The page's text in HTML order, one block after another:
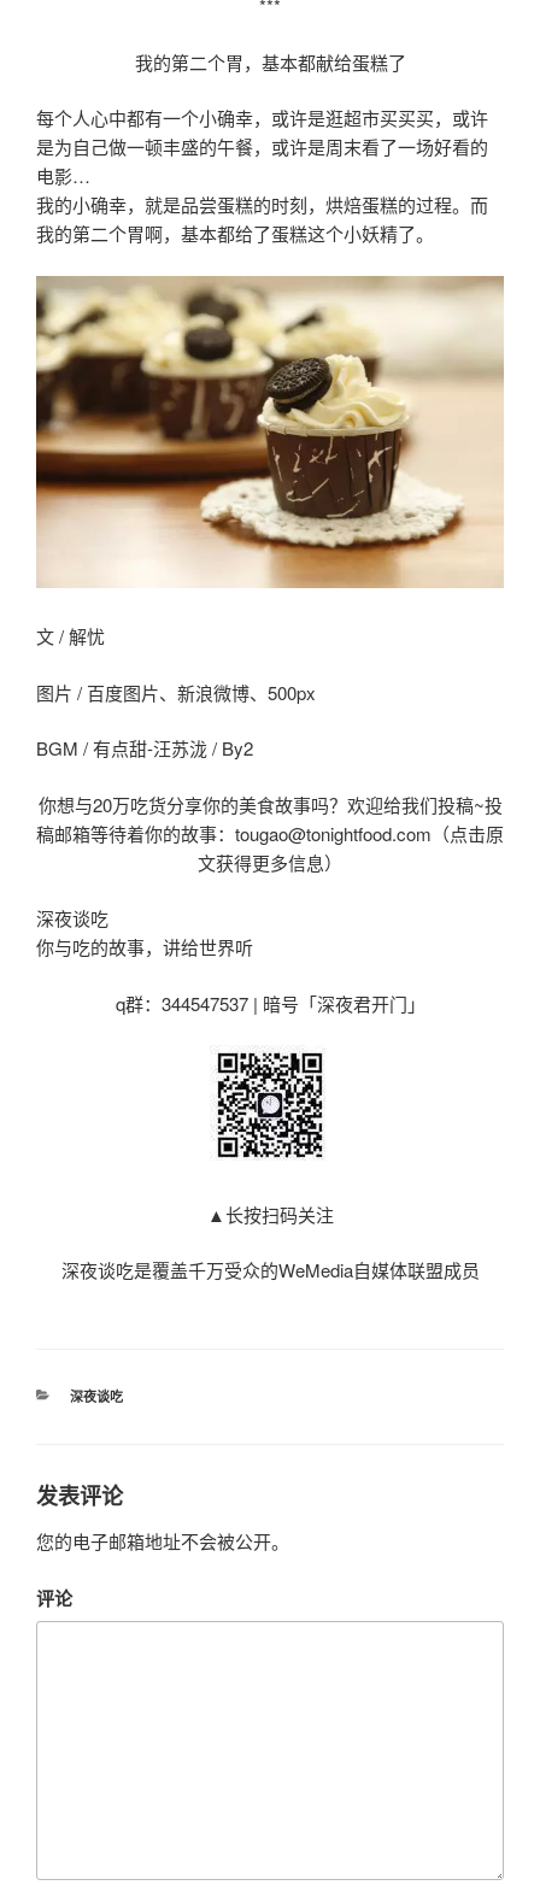
***
我的第二个胃，基本都献给蛋糕了
每个人心中都有一个小确幸，或许是逛超市买买买，或许
是为自己做一顿丰盛的午餐，或许是周末看了一场好看的
电影…
我的小确幸，就是品尝蛋糕的时刻，烘焙蛋糕的过程。而
我的第二个胃啊，基本都给了蛋糕这个小妖精了。
文 / 解忧
图片 / 百度图片、新浪微博、500px
BGM / 有点甜-汪苏泷 / By2
你想与20万吃货分享你的美食故事吗？欢迎给我们投稿~投
稿邮箱等待着你的故事：tougao@tonightfood.com（点击原
文获得更多信息）
深夜谈吃
你与吃的故事，讲给世界听
q群：344547537 | 暗号「深夜君开门 」
▲长按扫码关注
深夜谈吃是覆盖千万受众的WeMedia自媒体联盟成员
分
深夜谈吃
发表评论
您的电子邮箱地址不会被公开。
评论